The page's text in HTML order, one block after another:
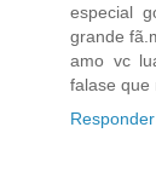
especial
grande
amo vc
falase que
Responder